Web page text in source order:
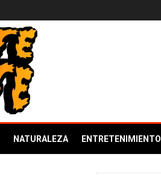
NATURALEZA ENTRETENIMIENTO